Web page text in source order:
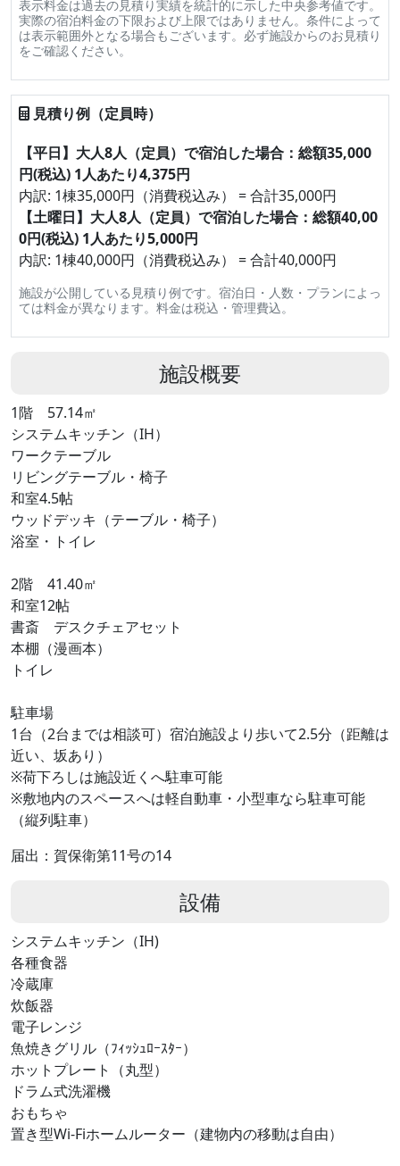
表示料金は過去の見積り実績を統計的に示した中央参考値です。
実際の宿泊料金の下限および上限ではありません。条件によって
は表示範囲外となる場合もございます。必ず施設からのお見積り
をご確認ください。
見積り例（定員時）
【平日】大人8人（定員）で宿泊した場合：総額35,000
円(税込) 1人あたり4,375円
内訳: 1棟35,000円（消費税込み） = 合計35,000円
【土曜日】大人8人（定員）で宿泊した場合：総額40,00
0円(税込) 1人あたり5,000円
内訳: 1棟40,000円（消費税込み） = 合計40,000円
施設が公開している見積り例です。宿泊日・人数・プランによっ
ては料金が異なります。料金は税込・管理費込。
施設概要
1階 57.14㎡
システムキッチン（IH）
ワークテーブル
リビングテーブル・椅子
和室4.5帖
ウッドデッキ（テーブル・椅子）
浴室・トイレ
2階 41.40㎡
和室12帖
書斎 デスクチェアセット
本棚（漫画本）
トイレ
駐車場
1台（2台までは相談可）宿泊施設より歩いて2.5分（距離は
近い、坂あり）
※荷下ろしは施設近くへ駐車可能
※敷地内のスペースへは軽自動車・小型車なら駐車可能
（縦列駐車）
届出：賀保衛第11号の14
設備
システムキッチン（IH)
各種食器
冷蔵庫
炊飯器
電子レンジ
魚焼きグリル（ﾌｨｯｼｭﾛｰｽﾀｰ）
ホットプレート（丸型）
ドラム式洗濯機
おもちゃ
置き型Wi-Fiホームルーター（建物内の移動は自由）